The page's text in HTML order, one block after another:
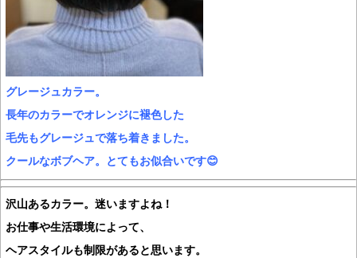
グレージュカラー。
長年のカラーでオレンジに褪色した
毛先もグレージュで落ち着きました。
クールなボブヘア。とてもお似合いです😊
沢山あるカラー。迷いますよね！
お仕事や生活環境によって、
ヘアスタイルも制限があると思います。